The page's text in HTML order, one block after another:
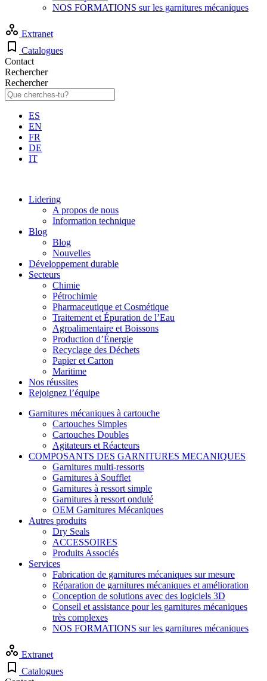
NOS FORMATIONS sur les garnitures mécaniques
Extranet
Catalogues
Contact
Rechercher
Rechercher
ES
EN
FR
DE
IT
Lidering
A propos de nous
Information technique
Blog
Blog
Nouvelles
Développement durable
Secteurs
Chimie
Pétrochimie
Pharmaceutique et Cosmétique
Traitement et Épuration de l’Eau
Agroalimentaire et Boissons
Production d’Énergie
Recyclage des Déchets
Papier et Carton
Maritime
Nos réussites
Rejoignez l’équipe
Garnitures mécaniques à cartouche
Cartouches Simples
Cartouches Doubles
Agitateurs et Réacteurs
COMPOSANTS DES GARNITURES MECANIQUES
Garnitures multi-ressorts
Garnitures à Soufflet
Garnitures à ressort simple
Garnitures à ressort ondulé
OEM Garnitures Mécaniques
Autres produits
Dry Seals
ACCESSOIRES
Produits Associés
Services
Fabrication de garnitures mécaniques sur mesure
Réparation de garnitures mécaniques et amélioration
Conception de solutions avec des logiciels 3D
Conseil et assistance pour les garnitures mécaniques
très complexes
NOS FORMATIONS sur les garnitures mécaniques
Extranet
Catalogues